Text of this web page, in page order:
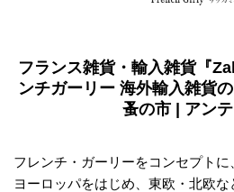
フランス雑貨・輸入雑貨『
ンチガーリー 海外輸入雑貨
蚤の市 | アン
フレンチ・ガーリーをコンセプト
ヨーロッパをはじめ、東欧・北欧